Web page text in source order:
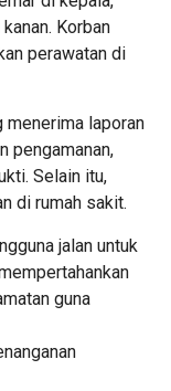
Korban
perawatan di
menerima laporan
pengamanan,
Selain itu,
di rumah sakit.
jalan untuk
guna